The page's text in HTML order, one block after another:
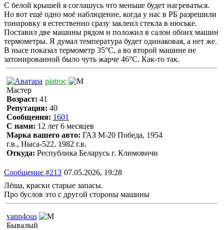
С белой крышей я соглашусь что меньше будет нагреваться.
Но вот ещё одно моё наблюдение, когда у нас в РБ разрешили
тонировку я естественно сразу заклеил стекла в нюське.
Поставил две машины рядом и положил в салон обоих машин
термометры. Я думал температура будет одинаковая, а нет же.
В нысе показал термометр 35°С, а во второй машине не
затонированной было чуть жарче 46°С. Как-то так.
piatroc
Мастер
Возраст: 41
Репутация: 40
Сообщения: 1601
С нами: 12 лет 6 месяцев
Марка вашего авто: ГАЗ М-20 Победа, 1954
г.в., Ныса-522, 1982 г.в.
Откуда: Республика Беларусь г. Климовичи
Сообщение #213 07.05.2026, 19:28
Лёша, краски старые запасы.
Про буслов это с другой стороны машины
vann4ous
Бывалый